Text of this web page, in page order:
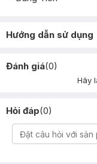
Hướng dẫn sử dụng
Đánh giá(0)
Hãy
Hỏi đáp(0)